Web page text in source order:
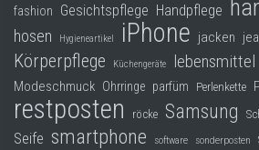
fashion Gesichtspflege Handpflege
hosen Hygieneartikel iPhone jacken
Körperpflege Küchengeräte lebensmittel
Modeschmuck Ohrringe parfüm Perlenkette
restposten röcke Samsung
Seife smartphone software sonderposten